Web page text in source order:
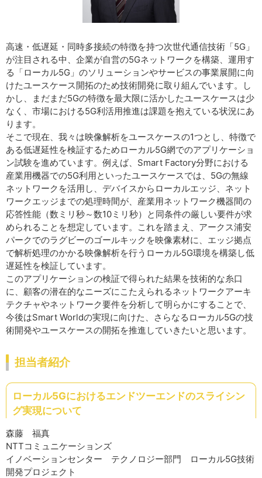
高速・低遅延・同時多接続の特徴を持つ次世代通信技術「5G」
が注目される中、企業が自営の5Gネットワークを構築、運用す
る「ローカル5G」のソリューションやサービスの事業展開に向
けたユースケース開拓のため技術開発に取り組んでいます。し
かし、まだまだ5Gの特徴を最大限に活かしたユースケースは少
なく、市場における5G利活用推進は課題を抱えている状況にあ
ります。
そこで現在、我々は映像解析をユースケースの1つとし、特徴で
ある低遅延性を検証するためローカル5G網でのアプリケーショ
ン試験を進めています。例えば、Smart Factory分野における
産業用機器での5G利用といったユースケースでは、5Gの無線
ネットワークを活用し、デバイスからローカルエッジ、ネット
ワークエッジまでの処理時間が、産業用ネットワーク機器間の
応答性能（数ミリ秒～数10ミリ秒）と同条件の厳しい要件が求
められることを想定しています。これを踏まえ、アークス浦安
パークでのラグビーのゴールキックを映像素材に、エッジ拠点
で解析処理のかかる映像解析を行うローカル5G環境を構築し低
遅延性を検証しています。
このアプリケーションの検証で得られた結果を技術的な糸口
に、顧客の潜在的なニーズにこたえられるネットワークアーキ
テクチャやネットワーク要件を分析して明らかにすることで、
今後はSmart Worldの実現に向けた、さらなるローカル5Gの技
術開発やユースケースの開拓を推進していきたいと思います。
担当者紹介
ローカル5Gにおけるエンドツーエンドのスライシン
グ実現について
森藤 福真
NTTコミュニケーションズ
イノベーションセンター テクノロジー部門 ローカル5G技術
開発プロジェクト